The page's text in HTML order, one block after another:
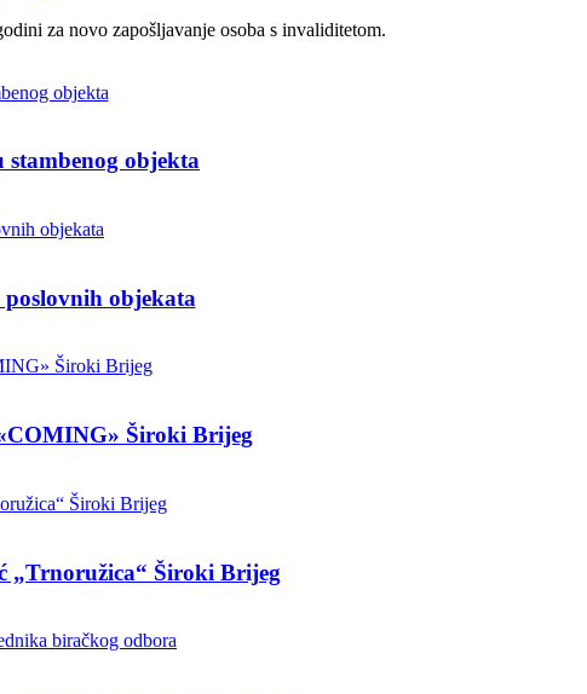
za novo zapošljavanje osoba s invaliditetom.
stambenog objekta
objekata
Široki Brijeg
„Trnoružica“ Široki Brijeg